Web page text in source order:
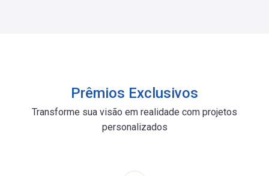
Prêmios Exclusivos
Transforme sua visão em realidade com projetos
personalizados